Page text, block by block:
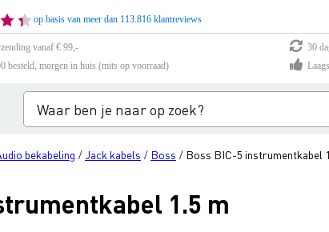
op basis van meer dan 113.816 klantreviews
vanaf € 99,-
30
besteld, morgen in huis (mits op voorraad)
bekabeling / Jack kabels / Boss / Boss BIC-5 instrumentkabel
1.5 m